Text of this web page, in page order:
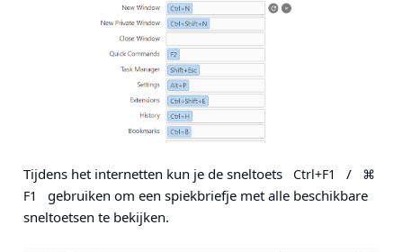
Tijdens het internetten kun je de sneltoets Ctrl+F1 /
⌘
F1
gebruiken om een spiekbriefje met alle beschikbare
sneltoetsen te bekijken.